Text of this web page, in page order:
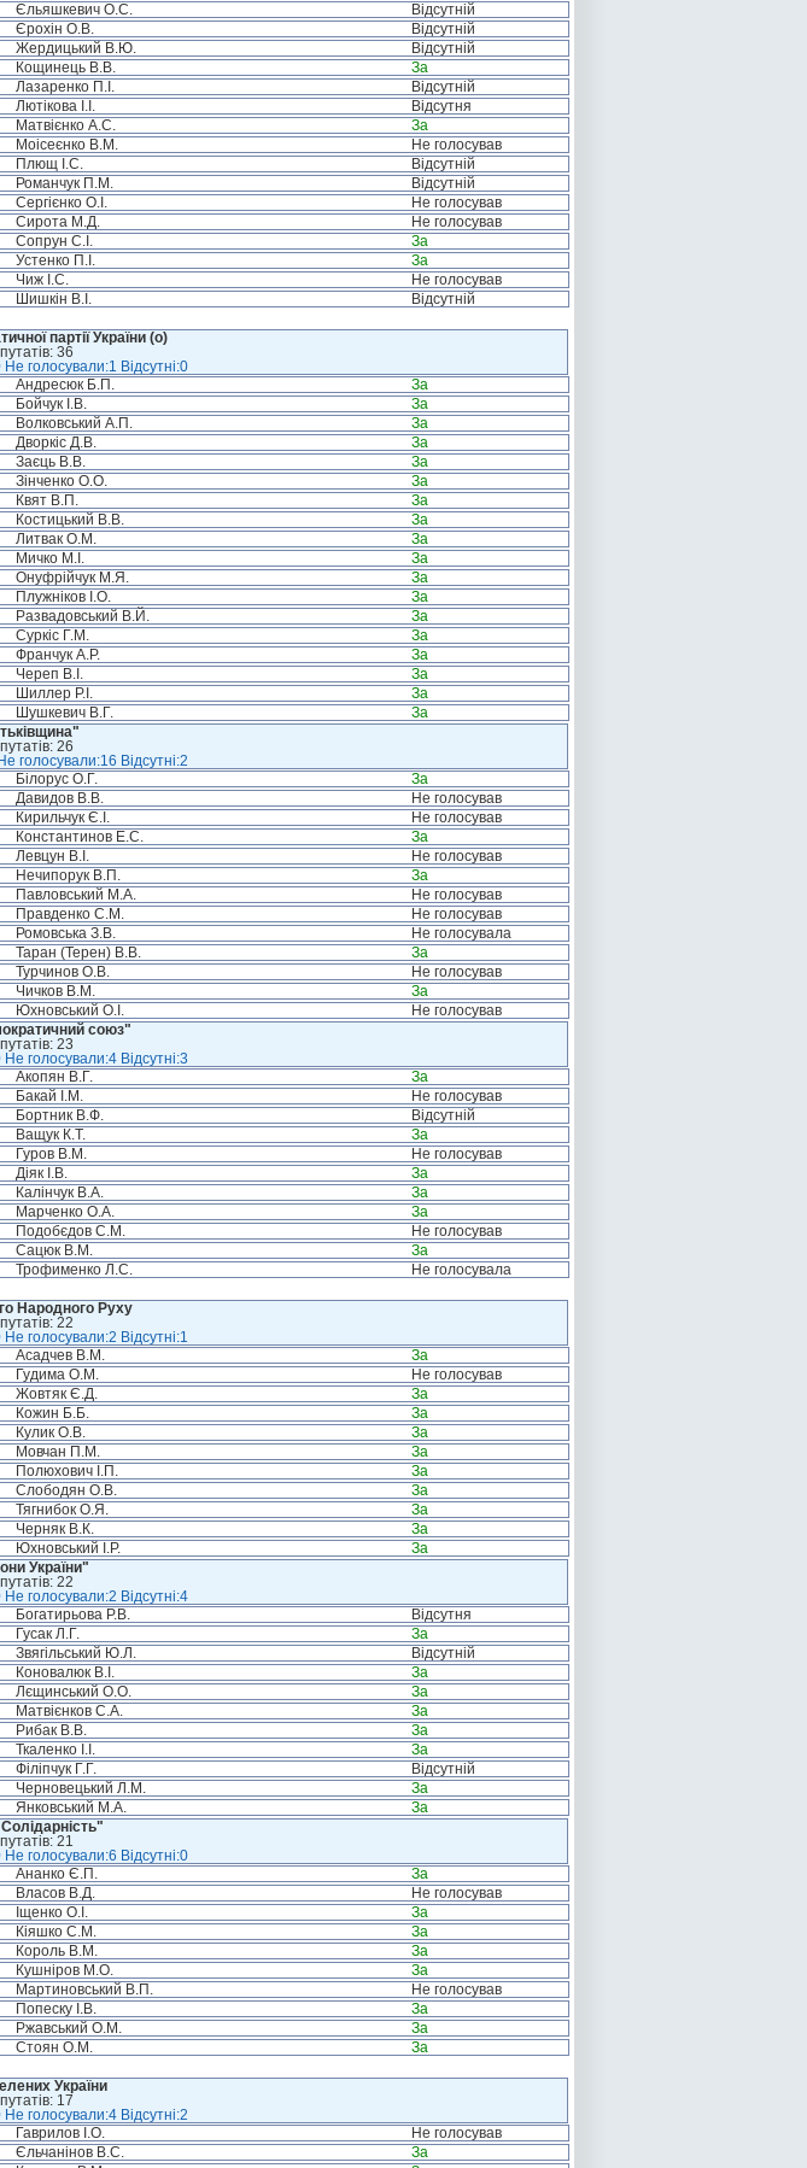
Єльяшкевич О.С.
Відсутній
Єрохін О.В.
Відсутній
Жердицький В.Ю.
Відсутній
Кощинець В.В.
За
Лазаренко П.І.
Відсутній
Лютікова І.І.
Відсутня
Матвієнко А.С.
За
Моісеєнко В.М.
Не голосував
Плющ І.С.
Відсутній
Романчук П.М.
Відсутній
Сергієнко О.І.
Не голосував
Сирота М.Д.
Не голосував
Сопрун С.І.
За
Устенко П.І.
За
Чиж І.С.
Не голосував
Шишкін В.І.
Відсутній
партії України (о)
36
голосували:1 Відсутні:0
Андресюк Б.П.
За
Бойчук І.В.
За
Волковський А.П.
За
Дворкіс Д.В.
За
Заєць В.В.
За
Зінченко О.О.
За
Квят В.П.
За
Костицький В.В.
За
Литвак О.М.
За
Мичко М.І.
За
Онуфрійчук М.Я.
За
Плужніков І.О.
За
Развадовський В.Й.
За
Суркіс Г.М.
За
Франчук А.Р.
За
Череп В.І.
За
Шиллер Р.І.
За
Шушкевич В.Г.
За
26
голосували:16 Відсутні:2
Білорус О.Г.
За
Давидов В.В.
Не голосував
Кирильчук Є.І.
Не голосував
Константинов Е.С.
За
Левцун В.І.
Не голосував
Нечипорук В.П.
За
Павловський М.А.
Не голосував
Правденко С.М.
Не голосував
Ромовська З.В.
Не голосувала
Таран (Терен) В.В.
За
Турчинов О.В.
Не голосував
Чичков В.М.
За
Юхновський О.І.
Не голосував
союз"
23
голосували:4 Відсутні:3
Акопян В.Г.
За
Бакай І.М.
Не голосував
Бортник В.Ф.
Відсутній
Ващук К.Т.
За
Гуров В.М.
Не голосував
Діяк І.В.
За
Калінчук В.А.
За
Марченко О.А.
За
Подобєдов С.М.
Не голосував
Сацюк В.М.
За
Трофименко Л.С.
Не голосувала
Народного Руху
22
голосували:2 Відсутні:1
Асадчев В.М.
За
Гудима О.М.
Не голосував
Жовтяк Є.Д.
За
Кожин Б.Б.
За
Кулик О.В.
За
Мовчан П.М.
За
Полюхович І.П.
За
Слободян О.В.
За
Тягнибок О.Я.
За
Черняк В.К.
За
Юхновський І.Р.
За
України"
22
голосували:2 Відсутні:4
Богатирьова Р.В.
Відсутня
Гусак Л.Г.
За
Звягільський Ю.Л.
Відсутній
Коновалюк В.І.
За
Лєщинський О.О.
За
Матвієнков С.А.
За
Рибак В.В.
За
Ткаленко І.І.
За
Філіпчук Г.Г.
Відсутній
Черновецький Л.М.
За
Янковський М.А.
За
21
голосували:6 Відсутні:0
Ананко Є.П.
За
Власов В.Д.
Не голосував
Іщенко О.І.
За
Кіяшко С.М.
За
Король В.М.
За
Кушніров М.О.
За
Мартиновський В.П.
Не голосував
Попеску І.В.
За
Ржавський О.М.
За
Стоян О.М.
За
України
17
голосували:4 Відсутні:2
Гаврилов І.О.
Не голосував
Єльчанінов В.С.
За